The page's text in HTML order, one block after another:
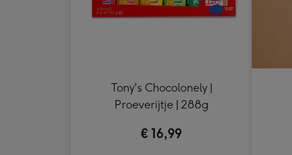
Tony's Chocolonely |
Proeverijtje | 288g
€ 16,99